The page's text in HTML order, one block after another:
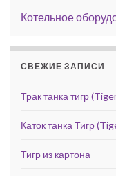
Котельное
СВЕЖИЕ ЗАПИСИ
Трак танка тигр
Каток танка Тигр
Тигр из картона